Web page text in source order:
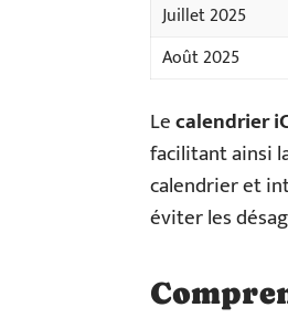
Juillet 2025
Août 2025
Lecalendrier
facilitant ainsi
calendrier et
éviter les